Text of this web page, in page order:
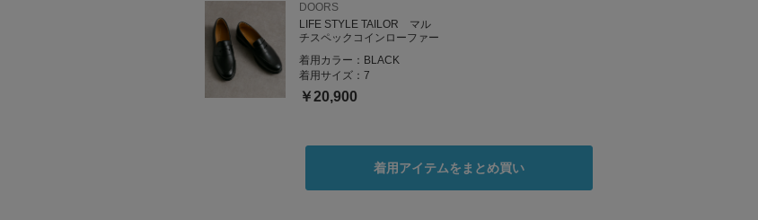
DOORS
LIFE STYLE TAILOR マル
チスペックコインローファー
着用カラー： BLACK
着用サイズ： 7
￥20,900
着用アイテムをまとめ買い